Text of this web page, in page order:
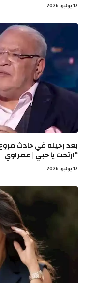
17 يونيو، 2026
بعد رحيله في حادث
“ارتحت يا حبي | مصراوي
17 يونيو، 2026